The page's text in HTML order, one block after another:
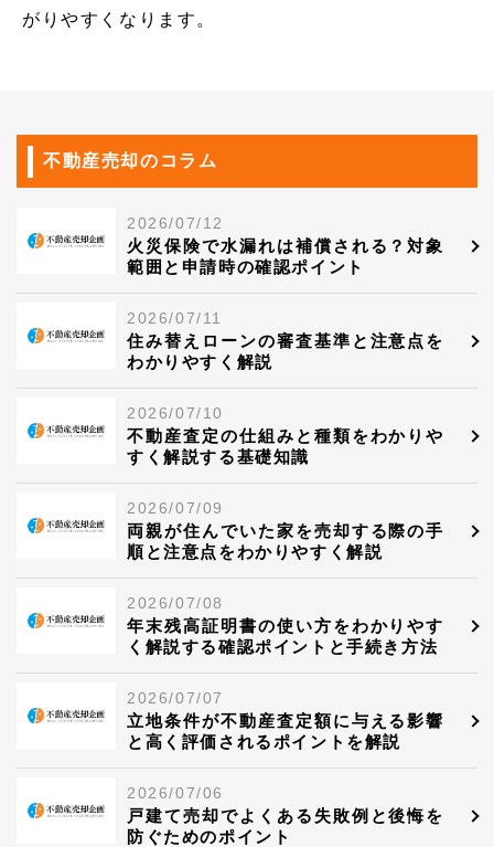
がりやすくなります。
不動産売却のコラム
2026/07/12
火災保険で水漏れは補償される？対象
範囲と申請時の確認ポイント
2026/07/11
住み替えローンの審査基準と注意点を
わかりやすく解説
2026/07/10
不動産査定の仕組みと種類をわかりや
すく解説する基礎知識
2026/07/09
両親が住んでいた家を売却する際の手
順と注意点をわかりやすく解説
2026/07/08
年末残高証明書の使い方をわかりやす
く解説する確認ポイントと手続き方法
2026/07/07
立地条件が不動産査定額に与える影響
と高く評価されるポイントを解説
2026/07/06
戸建て売却でよくある失敗例と後悔を
防ぐためのポイント